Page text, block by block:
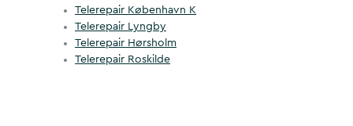
Telerepair København K
Telerepair Lyngby
Telerepair Hørsholm
Telerepair Roskilde